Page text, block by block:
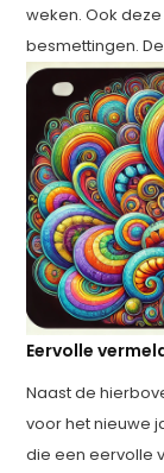
weken. Ook
besmettingen.
Eervolle
Naast de
voor het nieuwe
die een eervolle